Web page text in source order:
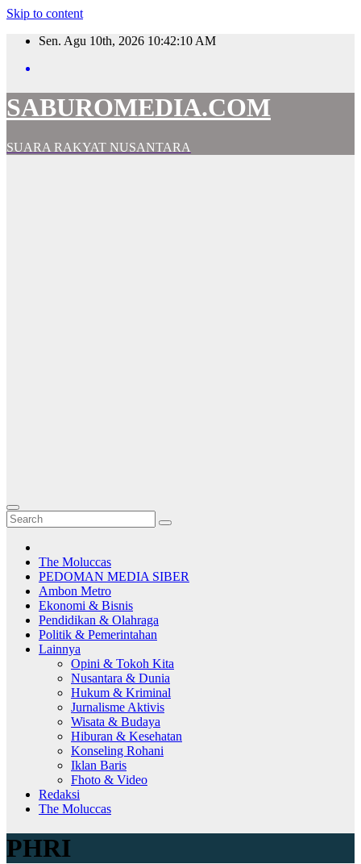
Skip to content
Sen. Agu 10th, 2026 10:42:11 AM
SABUROMEDIA.COM
SUARA RAKYAT NUSANTARA
The Moluccas
PEDOMAN MEDIA SIBER
Ambon Metro
Ekonomi & Bisnis
Pendidikan & Olahraga
Politik & Pemerintahan
Lainnya
Opini & Tokoh Kita
Nusantara & Dunia
Hukum & Kriminal
Jurnalisme Aktivis
Wisata & Budaya
Hiburan & Kesehatan
Konseling Rohani
Iklan Baris
Fhoto & Video
Redaksi
The Moluccas
PHRI